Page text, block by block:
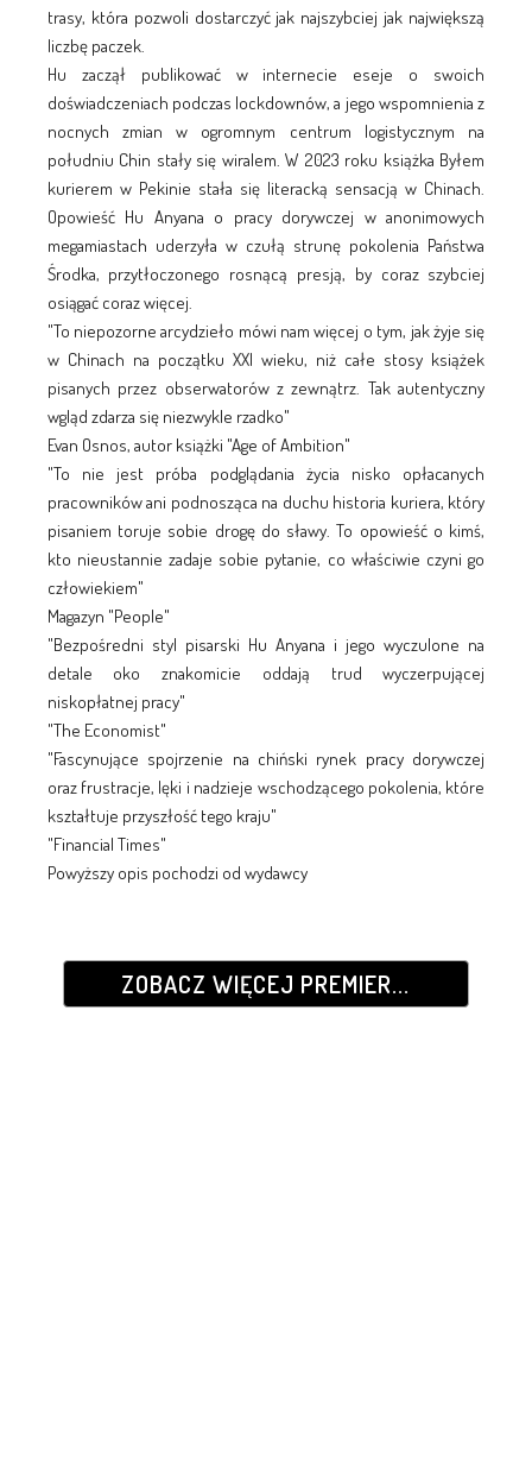
trasy, która pozwoli dostarczyć jak najszybciej jak największą
liczbę paczek.
Hu zaczął publikować w internecie eseje o swoich
doświadczeniach podczas lockdownów, a jego wspomnienia z
nocnych zmian w ogromnym centrum logistycznym na
południu Chin stały się wiralem. W 2023 roku książka Byłem
kurierem w Pekinie stała się literacką sensacją w Chinach.
Opowieść Hu Anyana o pracy dorywczej w anonimowych
megamiastach uderzyła w czułą strunę pokolenia Państwa
Środka, przytłoczonego rosnącą presją, by coraz szybciej
osiągać coraz więcej.
"To niepozorne arcydzieło mówi nam więcej o tym, jak żyje się
w Chinach na początku XXI wieku, niż całe stosy książek
pisanych przez obserwatorów z zewnątrz. Tak autentyczny
wgląd zdarza się niezwykle rzadko"
Evan Osnos, autor książki "Age of Ambition"
"To nie jest próba podglądania życia nisko opłacanych
pracowników ani podnosząca na duchu historia kuriera, który
pisaniem toruje sobie drogę do sławy. To opowieść o kimś,
kto nieustannie zadaje sobie pytanie, co właściwie czyni go
człowiekiem"
Magazyn "People"
"Bezpośredni styl pisarski Hu Anyana i jego wyczulone na
detale oko znakomicie oddają trud wyczerpującej
niskopłatnej pracy"
"The Economist"
"Fascynujące spojrzenie na chiński rynek pracy dorywczej
oraz frustracje, lęki i nadzieje wschodzącego pokolenia, które
kształtuje przyszłość tego kraju"
"Financial Times"
Powyższy opis pochodzi od wydawcy
ZOBACZ WIĘCEJ PREMIER...